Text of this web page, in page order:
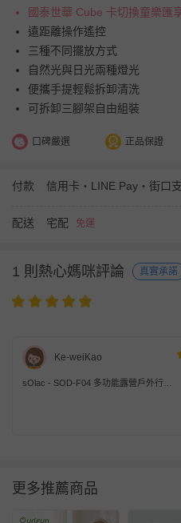
國泰世華 Cube 卡切換童樂匯
遠距離操作遙控
三種不同擺放方式
自然光與日光兩種燈光
便攜手提輕鬆拆卸清洗
可拆卸三腳架自由組裝
口碑嚴選 正品保證
付款
配送 宅配 免運
1 則熱心媽咪評論 真實承諾
Ke-weiKao
sOlac - SOD-F04 多功能露營戶外行動
更多推薦商品